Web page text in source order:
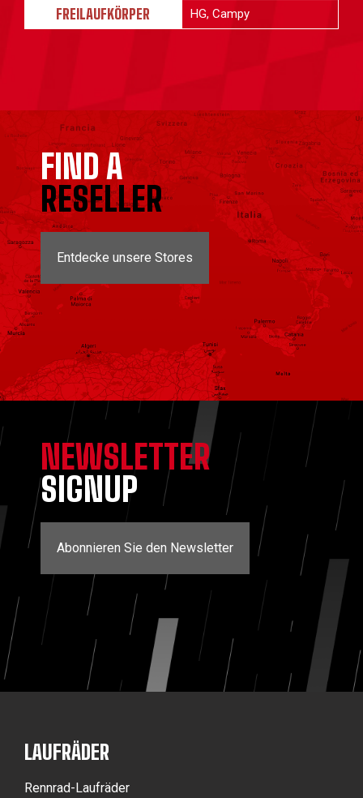
FREILAUFKÖRPER HG, Campy
FIND A
RESELLER
Entdecke unsere Stores
NEWSLETTER
SIGNUP
Abonnieren Sie den Newsletter
LAUFRÄDER
Rennrad-Laufräder